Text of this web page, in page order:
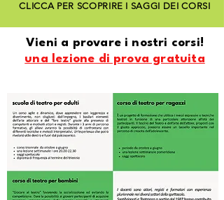
CLICCA PER SCOPRIRE I SAGGI DEI CORSI
Vieni a provare i nostri corsi!
una lezione di prova gratuita